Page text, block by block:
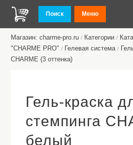
Поиск Меню
Магазин: charme-pro.ru / Категории /
"CHARME PRO" / Гелевая система /
CHARME (3 оттенка)
Гель-краска
стемпинга
белый